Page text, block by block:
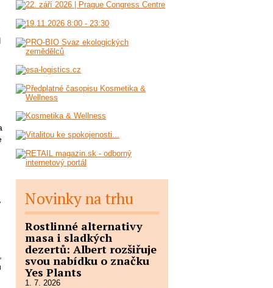
Novinky na trhu
Rostlinné alternativy
masa i sladkých
dezertů: Albert rozšiřuje
svou nabídku o značku
Yes Plants
1. 7. 2026